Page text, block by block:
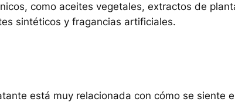
como aceites vegetales, extractos de
sintéticos y fragancias artificiales.
está muy relacionada con cómo se siente